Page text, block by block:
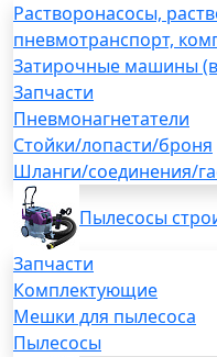
Растворонасосы,
пневмотранспорт,
Затирочные машины
Запчасти
Пневмонагнетатели
Стойки/лопасти/броня
Шланги/соединения/
Пылесосы
Запчасти
Комплектующие
Мешки для пылесоса
Пылесосы